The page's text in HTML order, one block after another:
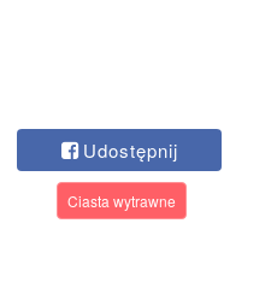
Udostępnij
Ciasta wytrawne